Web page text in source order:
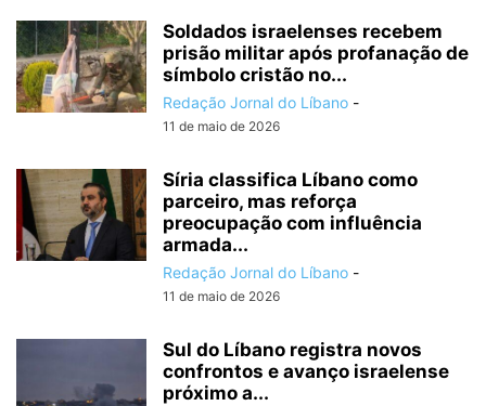
Soldados israelenses recebem
prisão militar após profanação de
símbolo cristão no...
Redação Jornal do Líbano -
11 de maio de 2026
Síria classifica Líbano como
parceiro, mas reforça
preocupação com influência
armada...
Redação Jornal do Líbano -
11 de maio de 2026
Sul do Líbano registra novos
confrontos e avanço israelense
próximo a...